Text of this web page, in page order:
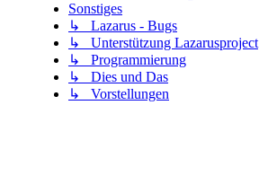
Sonstiges
↳ Lazarus - Bugs
↳ Unterstützung Lazarusproject
↳ Programmierung
↳ Dies und Das
↳ Vorstellungen